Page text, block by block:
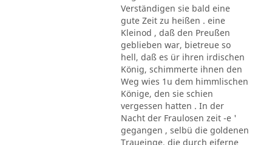
Verständigen sie bald eine
gute Zeit zu heißen . eine
Kleinod , daß den Preußen
geblieben war, bietreue so
hell, daß es ür ihren irdischen
König, schimmerte ihnen den
Weg wies 1u dem himmlischen
Könige, den sie schien
vergessen hatten . In der
Nacht der Fraulosen zeit -e '
gegangen , selbü die goldenen
Traueinge, die durch eiferne